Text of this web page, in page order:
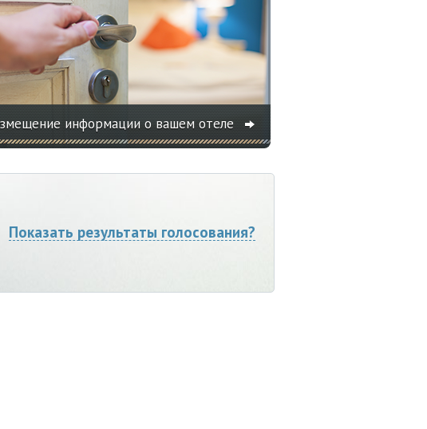
информации о вашем отеле
Показать результаты голосования?